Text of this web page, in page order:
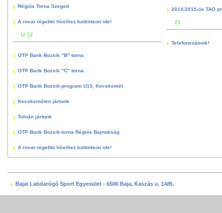
Régiós Torna Szeged
A rovat régebbi híreihez kattintson ide!
U-12
OTP Bank Bozsik "B" torna
OTP Bank Bozsik "C" torna
OTP Bank Bozsik-program U13, Kecskemét
Kecskeméten jártunk
Tolnán jártunk
OTP Bank Bozsik-torna Régiós Bajnokság
A rovat régebbi híreihez kattintson ide!
2014-2015-ös TAO
23
Telefonszámok!
Bajai Labdarúgó Sport Egyesület - 6500 Baja, Kaszás u. 14/B.